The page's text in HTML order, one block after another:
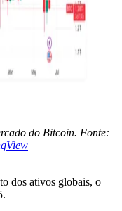
do Bitcoin. Fonte:
dos ativos globais, o